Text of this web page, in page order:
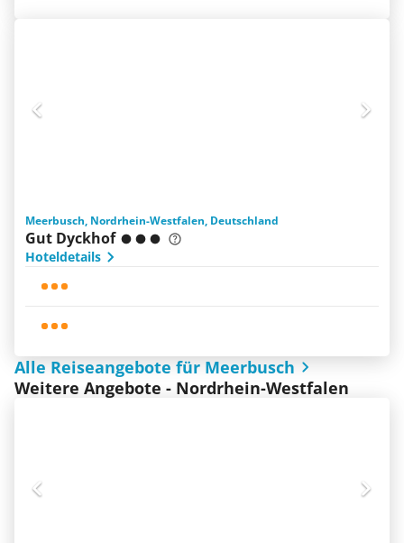
Meerbusch, Nordrhein-Westfalen, Deutschland
Gut Dyckhof
Hoteldetails
Alle Reiseangebote für Meerbusch
Weitere Angebote - Nordrhein-Westfalen